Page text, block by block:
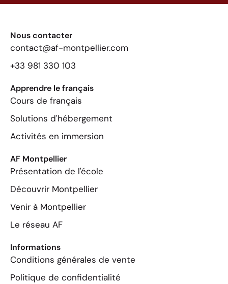
Nous contacter
contact@af-montpellier.com
+33 981 330 103
Apprendre le français
Cours de français
Solutions d'hébergement
Activités en immersion
AF Montpellier
Présentation de l'école
Découvrir Montpellier
Venir à Montpellier
Le réseau AF
Informations
Conditions générales de vente
Politique de confidentialité